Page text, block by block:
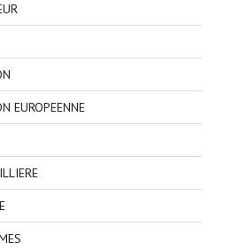
EUROPEENNE